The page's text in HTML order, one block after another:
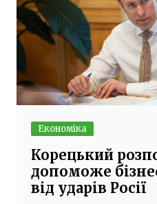
Економіка
Корецький
допоможе
від ударів Росії